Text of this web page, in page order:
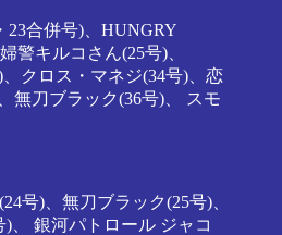
23合併号)、HUNGRY
警キルコさん(25号)、
クロス・マネジ(34号)、恋
無刀ブラック(36号)、 スモ
号)、無刀ブラック(25号)、
)、 銀河パトロール ジャコ